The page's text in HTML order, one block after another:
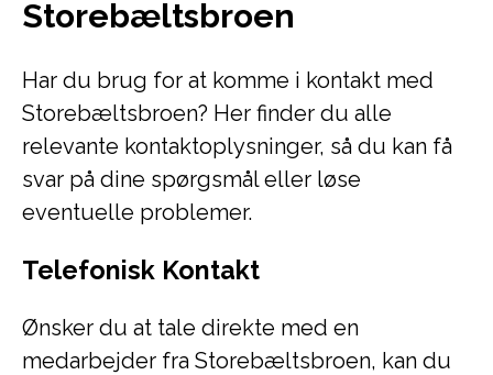
Storebæltsbroen
Har du brug for at komme i kontakt med
Storebæltsbroen? Her finder du alle
relevante kontaktoplysninger, så du kan få
svar på dine spørgsmål eller løse
eventuelle problemer.
Telefonisk Kontakt
Ønsker du at tale direkte med en
medarbejder fra Storebæltsbroen, kan du